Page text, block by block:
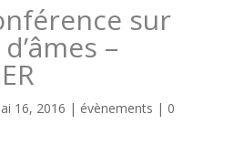
sur
–
16, 2016 | évènements | 0